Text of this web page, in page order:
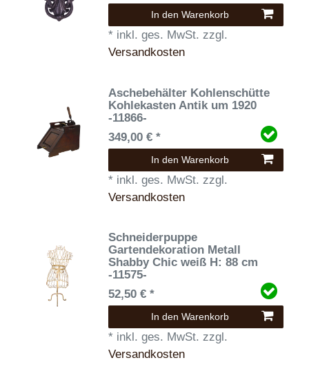
In den Warenkorb
* inkl. ges. MwSt. zzgl.
Versandkosten
Aschebehälter Kohlenschütte
Kohlekasten Antik um 1920
-11866-
349,00 € *
In den Warenkorb
* inkl. ges. MwSt. zzgl.
Versandkosten
Schneiderpuppe
Gartendekoration Metall
Shabby Chic weiß H: 88 cm
-11575-
52,50 € *
In den Warenkorb
* inkl. ges. MwSt. zzgl.
Versandkosten